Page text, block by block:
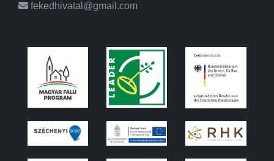
fekedhivatal@gmail.com